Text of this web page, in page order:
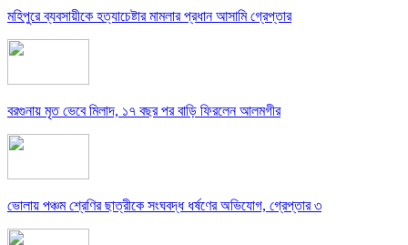
মহিপুরে ব্যবসায়ীকে হত্যাচেষ্টার মামলার প্রধান আসামি গ্রেপ্তার
বরগুনায় মৃত ভেবে মিলাদ, ১৭ বছর পর বাড়ি ফিরলেন আলমগীর
ভোলায় পঞ্চম শ্রেণির ছাত্রীকে সংঘবদ্ধ ধর্ষণের অভিযোগ, গ্রেপ্তার ৩